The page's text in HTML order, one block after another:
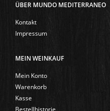
ÜBER MUNDO MEDITERRANEO
Kontakt
Impressum
MEIN WEINKAUF
Mein Konto
Warenkorb
Kasse
Bestellhistorie